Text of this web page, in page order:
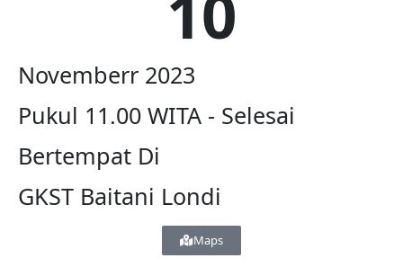
Novemberr 2023
Pukul 11.00 WITA - Selesai
Bertempat Di
GKST Baitani Londi
Maps